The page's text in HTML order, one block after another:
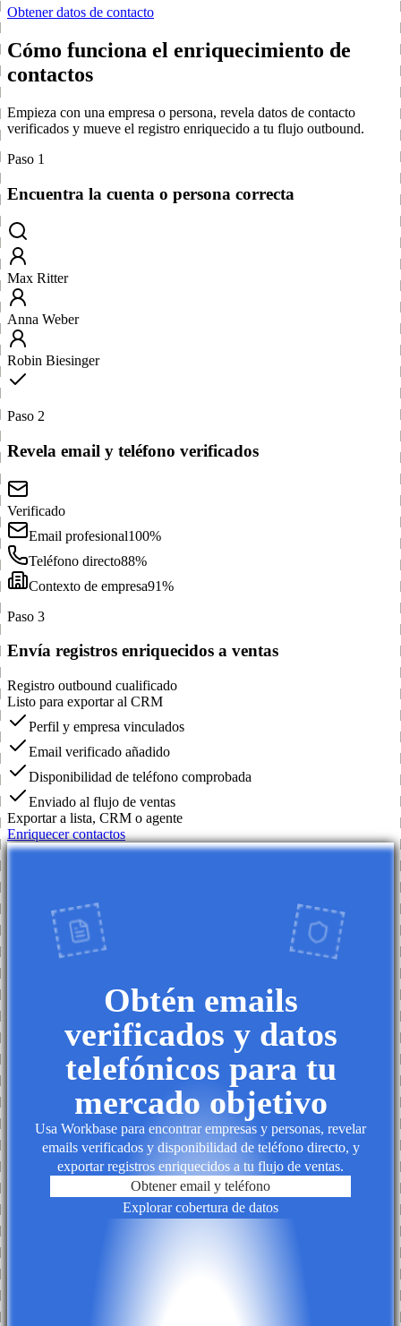
Obtener datos de contacto
Cómo funciona el enriquecimiento de
contactos
Empieza con una empresa o persona, revela datos de contacto
verificados y mueve el registro enriquecido a tu flujo outbound.
Paso 1
Encuentra la cuenta o persona correcta
Max Ritter
Anna Weber
Robin Biesinger
Paso 2
Revela email y teléfono verificados
Verificado
Email profesional100%
Teléfono directo88%
Contexto de empresa91%
Paso 3
Envía registros enriquecidos a ventas
Registro outbound cualificado
Listo para exportar al CRM
Perfil y empresa vinculados
Email verificado añadido
Disponibilidad de teléfono comprobada
Enviado al flujo de ventas
Exportar a lista, CRM o agente
Enriquecer contactos
Obtén emails
verificados y datos
telefónicos para tu
mercado objetivo
Usa Workbase para encontrar empresas y personas, revelar
emails verificados y disponibilidad de teléfono directo, y
exportar registros enriquecidos a tu flujo de ventas.
Obtener email y teléfono
Explorar cobertura de datos